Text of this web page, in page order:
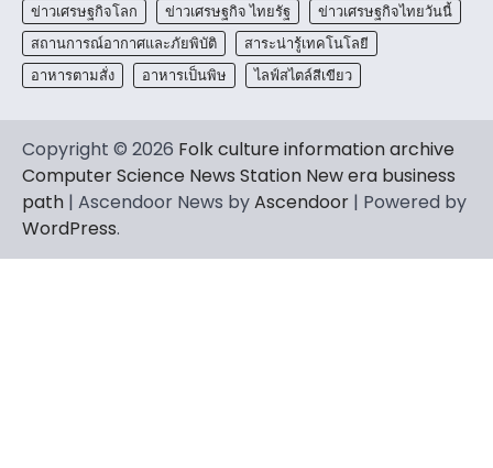
ข่าวเศรษฐกิจโลก
ข่าวเศรษฐกิจ ไทยรัฐ
ข่าวเศรษฐกิจไทยวันนี้
สถานการณ์อากาศและภัยพิบัติ
สาระน่ารู้เทคโนโลยี
อาหารตามสั่ง
อาหารเป็นพิษ ไลฟ์สไตล์สีเขียว
Copyright © 2026 Folk culture information archive
Computer Science News Station New era business
path | Ascendoor News byAscendoor | Powered by
WordPress.